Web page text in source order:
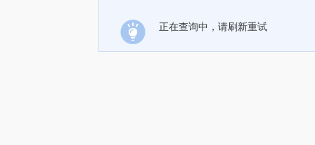
正在查询中，请刷新重试